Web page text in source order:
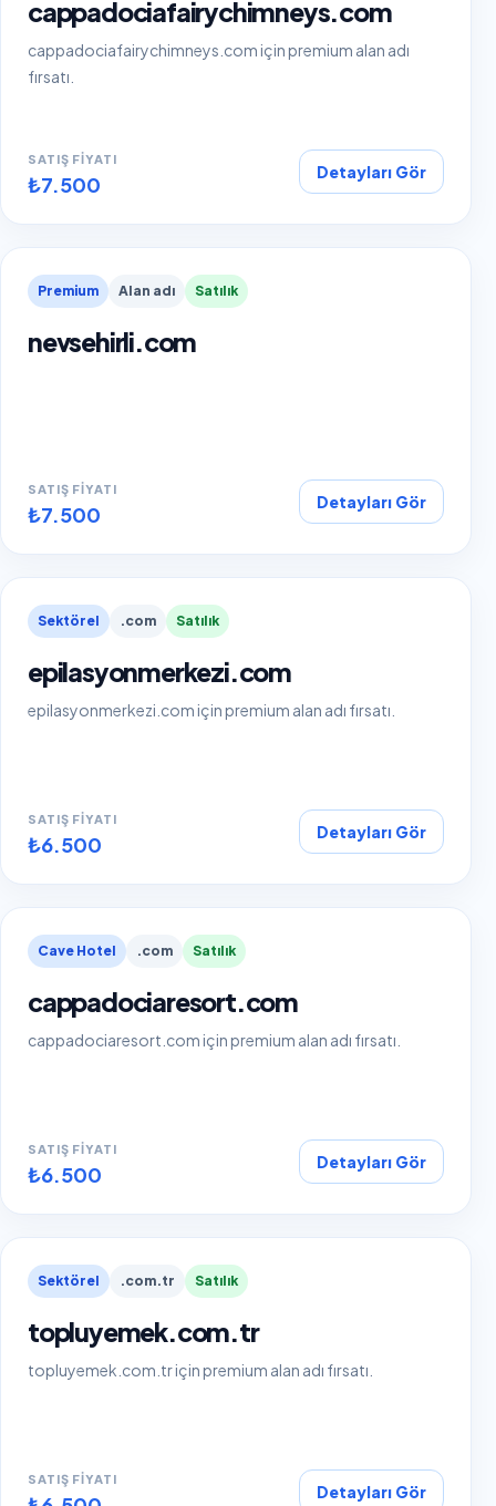
cappadociafairychimneys.com
cappadociafairychimneys.com için premium alan adı
fırsatı.
SATIŞ FIYATI
₺7.500 Detayları Gör
Premium Alan adı Satılık
nevsehirli.com
SATIŞ FIYATI
₺7.500 Detayları Gör
Sektörel .com Satılık
epilasyonmerkezi.com
epilasyonmerkezi.com için premium alan adı fırsatı.
SATIŞ FIYATI
₺6.500 Detayları Gör
Cave Hotel .com Satılık
cappadociaresort.com
cappadociaresort.com için premium alan adı fırsatı.
SATIŞ FIYATI
₺6.500 Detayları Gör
Sektörel .com.tr Satılık
topluyemek.com.tr
topluyemek.com.tr için premium alan adı fırsatı.
SATIŞ FIYATI
Detayları Gör